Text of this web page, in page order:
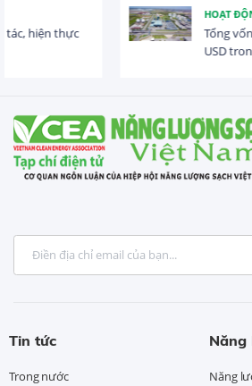
HOẠT ĐỘNG ĐẦU TƯ
Tổng vốn FDI đăng ký vào
Tin tức
Trong nước
Năng
Năng